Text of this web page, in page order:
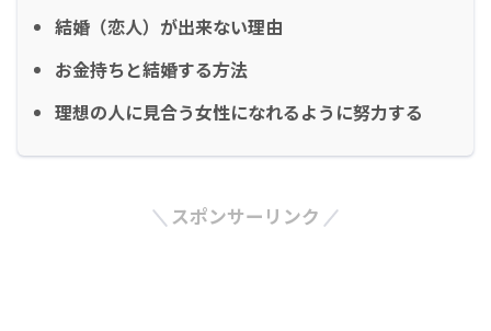
結婚（恋人）が出来ない理由
お金持ちと結婚する方法
理想の人に見合う女性になれるように努力する
スポンサーリンク